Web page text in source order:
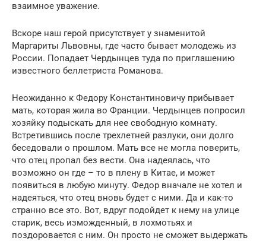
взаимное уважение.
Вскоре наш герой присутствует у знаменитой
Маргариты Львовны, где часто бывает молодежь из
России. Попадает Чердынцев туда по приглашению
известного беллетриста Романова.
Неожиданно к Федору Константиновичу прибывает
мать, которая жила во Франции. Чердынцев попросил
хозяйку подыскать для нее свободную комнату.
Встретившись после трехлетней разлуки, они долго
беседовали о прошлом. Мать все не могла поверить,
что отец пропал без вести. Она надеялась, что
возможно он где – то в плену в Китае, и может
появиться в любую минуту. Федор вначале не хотел и
надеяться, что отец вновь будет с ними. Да и как-то
странно все это. Вот, вдруг подойдет к нему на улице
старик, весь изможденный, в лохмотьях и
поздоровается с ним. Он просто не сможет выдержать